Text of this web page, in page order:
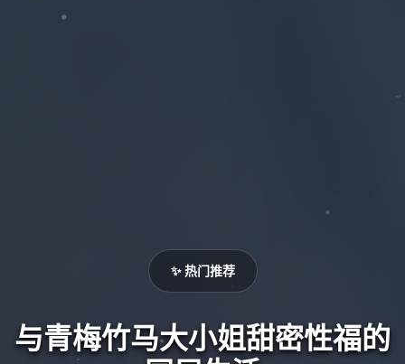
✨ 热门推荐
与青梅竹马大小姐甜密性福的